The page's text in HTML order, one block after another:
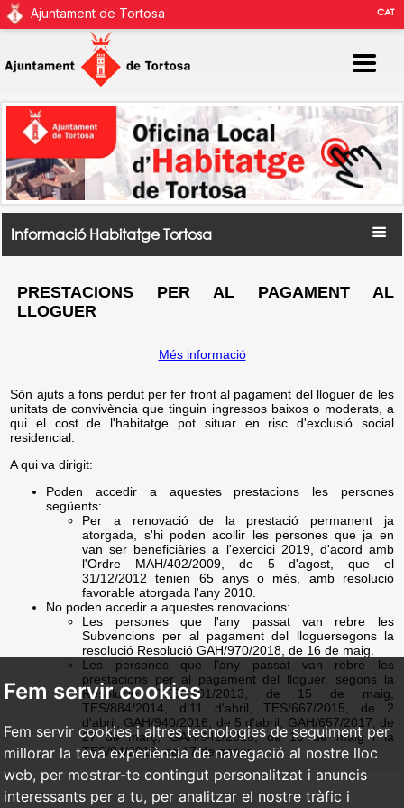
Fem servir cookies
Fem servir cookies i altres tecnologies de seguiment per
millorar la teva experiència de navegació al nostre lloc
web, per mostrar-te contingut personalitzat i anuncis
interessants per a tu, per analitzar el nostre tràfic i
Ajuntament de Tortosa CAT
Informació Habitatge Tortosa
PRESTACIONS PER AL PAGAMENT AL
LLOGUER
Més informació
Són ajuts a fons perdut per fer front al pagament del lloguer de les
unitats de convivència que tinguin ingressos baixos o moderats, a
qui el cost de l'habitatge pot situar en risc d'exclusió social
residencial.
A qui va dirigit:
Poden accedir a aquestes prestacions les persones
següents:
Per a renovació de la prestació permanent ja
atorgada, s'hi poden acollir les persones que ja en
van ser beneficiàries a l'exercici 2019, d'acord amb
l'Ordre MAH/402/2009, de 5 d'agost, que el
31/12/2012 tenien 65 anys o més, amb resolució
favorable atorgada l'any 2010.
No poden accedir a aquestes renovacions:
Les persones que l'any passat van rebre les
Subvencions per al pagament del lloguersegons la
resolució Resolució GAH/970/2018, de 16 de maig.
Les persones que l'any passat van rebre les
prestacions per al pagament del lloguer, segons la
Resolució TES/1101/2013, de 15 de maig,
TES/884/2014, d'11 d'abril, TES/667/2015, de 2
d'abril, GAH/940/2016, de 5 d'abril, GAH/657/2017, de
27 de març, GAH/942/2018, de 10 de maig i la
TES/94/2019, de 17 de gener.